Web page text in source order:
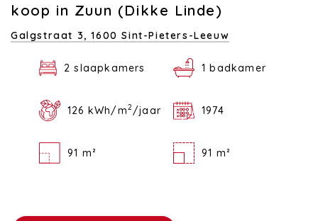
koop in Zuun (Dikke Linde)
Galgstraat 3,1600 Sint-Pieters-Leeuw
2 slaapkamers 1 badkamer
126 kWh/m2 /jaar 1974
91 m² 91 m²